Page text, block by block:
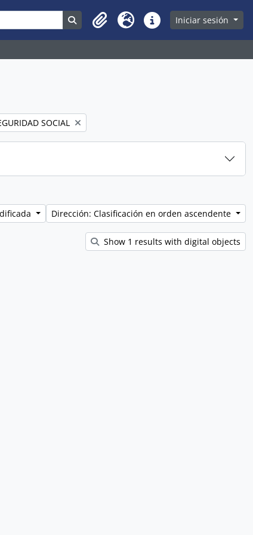
Search in browse page
Clipboard
Idioma Enlaces rápidos
Iniciar sesión
SOCIAL
Dirección: Clasificación en orden ascendente
Show 1 results with digital objects